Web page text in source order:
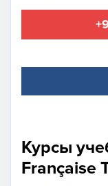
Курсы
Française